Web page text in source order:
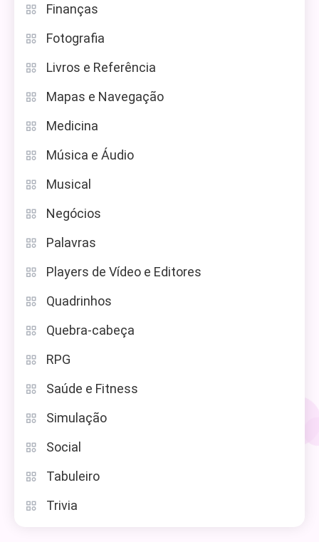
Finanças
Fotografia
Livros e Referência
Mapas e Navegação
Medicina
Música e Áudio
Musical
Negócios
Palavras
Players de Vídeo e Editores
Quadrinhos
Quebra-cabeça
RPG
Saúde e Fitness
Simulação
Social
Tabuleiro
Trivia